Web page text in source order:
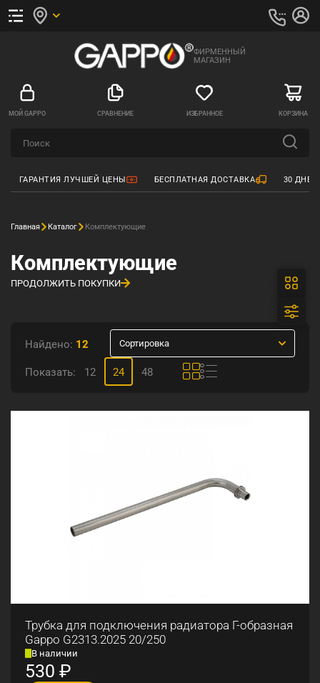
ФИРМЕННЫЙ
МАГАЗИН
МОЙ GAPPO СРАВНЕНИЕ ИЗБРАННОЕ КОРЗИНА
ГАРАНТИЯ ЛУЧШЕЙ ЦЕНЫ БЕСПЛАТНАЯ ДОСТАВКА 30
Главная Каталог Комплектующие
Комплектующие
ПРОДОЛЖИТЬ ПОКУПКИ
Найдено: 12 Сортировка
Показать: 12 24 48
Трубка для подключения радиатора Г-образная
Gappo G2313.2025 20/250
В наличии
530 ₽